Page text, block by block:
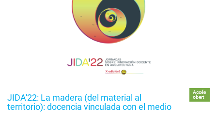
JIDA'22: La madera (del material al
territorio): docencia vinculada con el medio
Accés
obert